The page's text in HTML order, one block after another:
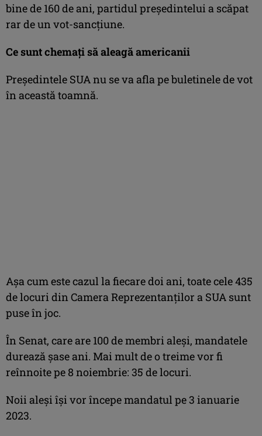
bine de 160 de ani, partidul preşedintelui a scăpat
rar de un vot-sancţiune.
Ce sunt chemaţi să aleagă americanii
Preşedintele SUA nu se va afla pe buletinele de vot
în această toamnă.
Aşa cum este cazul la fiecare doi ani, toate cele 435
de locuri din Camera Reprezentanţilor a SUA sunt
puse în joc.
În Senat, care are 100 de membri aleşi, mandatele
durează şase ani. Mai mult de o treime vor fi
reînnoite pe 8 noiembrie: 35 de locuri.
Noii aleşi îşi vor începe mandatul pe 3 ianuarie
2023.